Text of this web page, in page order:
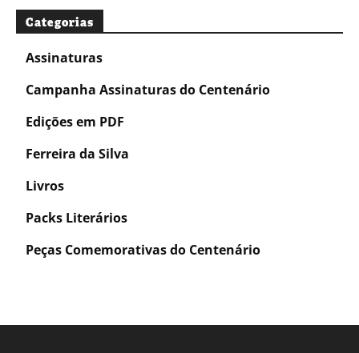
Categorias
Assinaturas
Campanha Assinaturas do Centenário
Edições em PDF
Ferreira da Silva
Livros
Packs Literários
Peças Comemorativas do Centenário